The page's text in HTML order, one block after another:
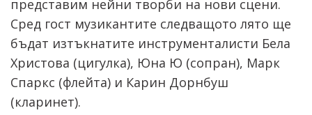
представим нейни творби на нови сцени.
Сред гост музикантите следващото лято ще
бъдат изтъкнатите инструменталисти Бела
Христова (цигулка), Юна Ю (сопран), Марк
Спаркс (флейта) и Карин Дорнбуш
(кларинет).